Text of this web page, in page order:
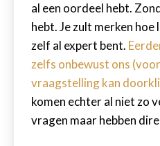
al een oordeel hebt.
hebt. Je zult merken
zelf al expert bent.
zelfs onbewust ons
vraagstelling kan
komen echter al niet zo
vragen maar hebben